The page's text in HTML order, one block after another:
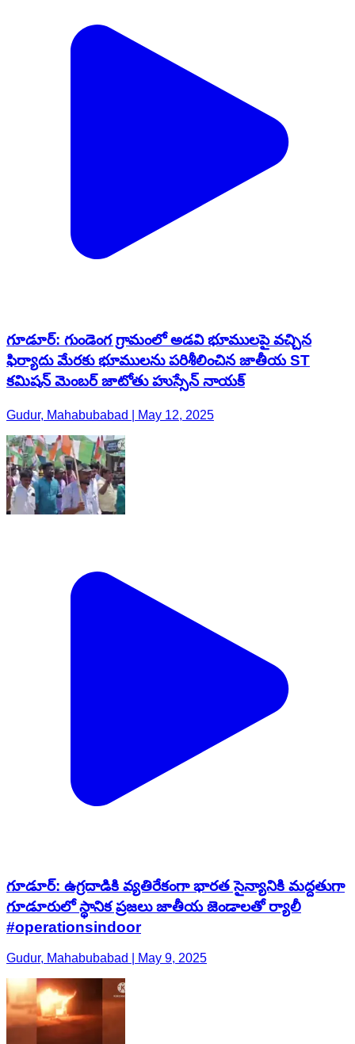
గూడూర్: గుండెంగ గ్రామంలో అడవి భూములపై వచ్చిన
ఫిర్యాదు మేరకు భూములను పరిశీలించిన జాతీయ ST
కమిషన్ మెంబర్ జాటోతు హుస్సేన్ నాయక్
Gudur, Mahabubabad | May 12, 2025
గూడూర్: ఉగ్రదాడికి వ్యతిరేకంగా భారత సైన్యానికి మద్దతుగా
గూడూరులో స్థానిక ప్రజలు జాతీయ జెండాలతో ర్యాలీ
#operationsindoor
Gudur, Mahabubabad | May 9, 2025